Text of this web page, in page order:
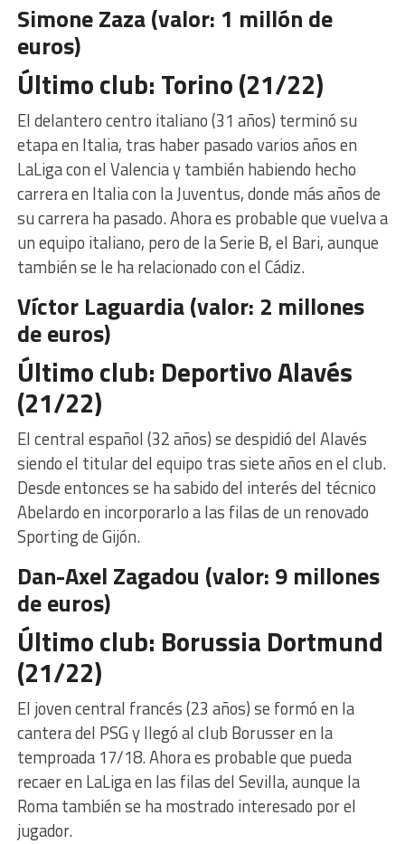
Simone Zaza (valor: 1 millón de
euros)
Último club: Torino (21/22)
El delantero centro italiano (31 años) terminó su
etapa en Italia, tras haber pasado varios años en
LaLiga con el Valencia y también habiendo hecho
carrera en Italia con la Juventus, donde más años de
su carrera ha pasado. Ahora es probable que vuelva a
un equipo italiano, pero de la Serie B, el Bari, aunque
también se le ha relacionado con el Cádiz.
Víctor Laguardia (valor: 2 millones
de euros)
Último club: Deportivo Alavés
(21/22)
El central español (32 años) se despidió del Alavés
siendo el titular del equipo tras siete años en el club.
Desde entonces se ha sabido del interés del técnico
Abelardo en incorporarlo a las filas de un renovado
Sporting de Gijón.
Dan-Axel Zagadou (valor: 9 millones
de euros)
Último club: Borussia Dortmund
(21/22)
El joven central francés (23 años) se formó en la
cantera del PSG y llegó al club Borusser en la
temproada 17/18. Ahora es probable que pueda
recaer en LaLiga en las filas del Sevilla, aunque la
Roma también se ha mostrado interesado por el
jugador.